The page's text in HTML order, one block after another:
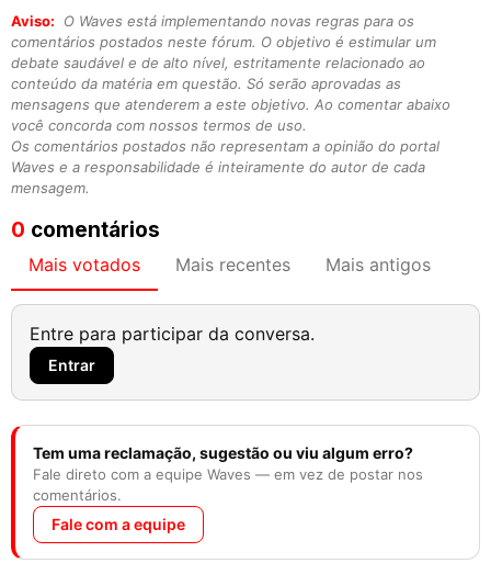
Aviso:
O Waves está implementando novas regras para os
comentários postados neste fórum. O objetivo é estimular um
debate saudável e de alto nível, estritamente relacionado ao
conteúdo da matéria em questão. Só serão aprovadas as
mensagens que atenderem a este objetivo. Ao comentar abaixo
você concorda com nossos termos de uso.
Os comentários postados não representam a opinião do portal
Waves e a responsabilidade é inteiramente do autor de cada
mensagem.
0 comentários
Mais votados Mais recentes Mais antigos
Entre para participar da conversa.
Entrar
Tem uma reclamação, sugestão ou viu algum erro?
Fale direto com a equipe Waves — em vez de postar nos
comentários.
Fale com a equipe